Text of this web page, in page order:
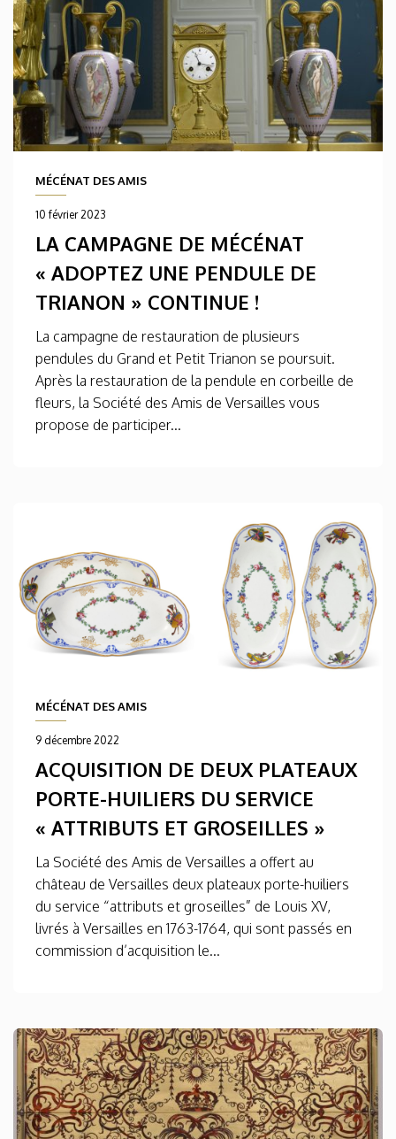
MÉCÉNAT DES AMIS
10 février 2023
LA CAMPAGNE DE MÉCÉNAT
« ADOPTEZ UNE PENDULE DE
TRIANON » CONTINUE !
La campagne de restauration de plusieurs
pendules du Grand et Petit Trianon se poursuit.
Après la restauration de la pendule en corbeille de
fleurs, la Société des Amis de Versailles vous
propose de participer...
MÉCÉNAT DES AMIS
9 décembre 2022
ACQUISITION DE DEUX PLATEAUX
PORTE-HUILIERS DU SERVICE
« ATTRIBUTS ET GROSEILLES »
La Société des Amis de Versailles a offert au
château de Versailles deux plateaux porte-huiliers
du service “attributs et groseilles” de Louis XV,
livrés à Versailles en 1763-1764, qui sont passés en
commission d’acquisition le...